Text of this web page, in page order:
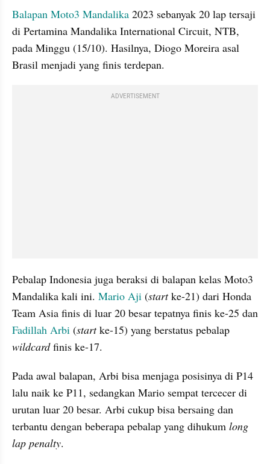
Balapan Moto3 Mandalika 2023 sebanyak 20 lap tersaji
di Pertamina Mandalika International Circuit, NTB,
pada Minggu (15/10). Hasilnya, Diogo Moreira asal
Brasil menjadi yang finis terdepan.
ADVERTISEMENT
Pebalap Indonesia juga beraksi di balapan kelas Moto3
Mandalika kali ini. Mario Aji (start ke-21) dari Honda
Fadillah Arbi (start
wildcard finis ke-17.
Pada awal balapan, Arbi bisa menjaga posisinya di P14
lalu naik ke P11, sedangkan Mario sempat tercecer di
urutan luar 20 besar. Arbi cukup bisa bersaing dan
terbantu dengan beberapa pebalap yang dihukum long
lap penalty.